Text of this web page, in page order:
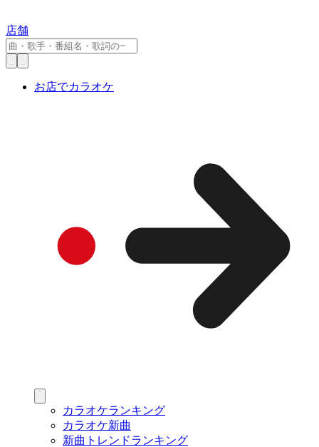
店舗
お店でカラオケ
カラオケランキング
カラオケ新曲
新曲トレンドランキング